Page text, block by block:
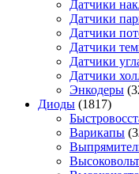
Датчики
Датчики
Датчики
Датчики
Датчики
Датчики
Энкодеры
Диоды (1817)
Варикапы